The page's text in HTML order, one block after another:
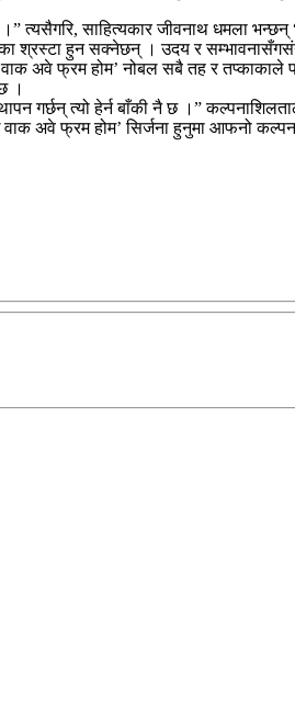
त्यसैगरि, साहित्यकार जीवनाथ धमला
श्रस्टा हुन सक्नेछन् । उदय र
अवे फ्रम होम’ नोबल सबै तह र
।
गर्छन् त्यो हेर्न बाँकी नै छ ।”
अवे फ्रम होम’ सिर्जना हुनुमा आफनो